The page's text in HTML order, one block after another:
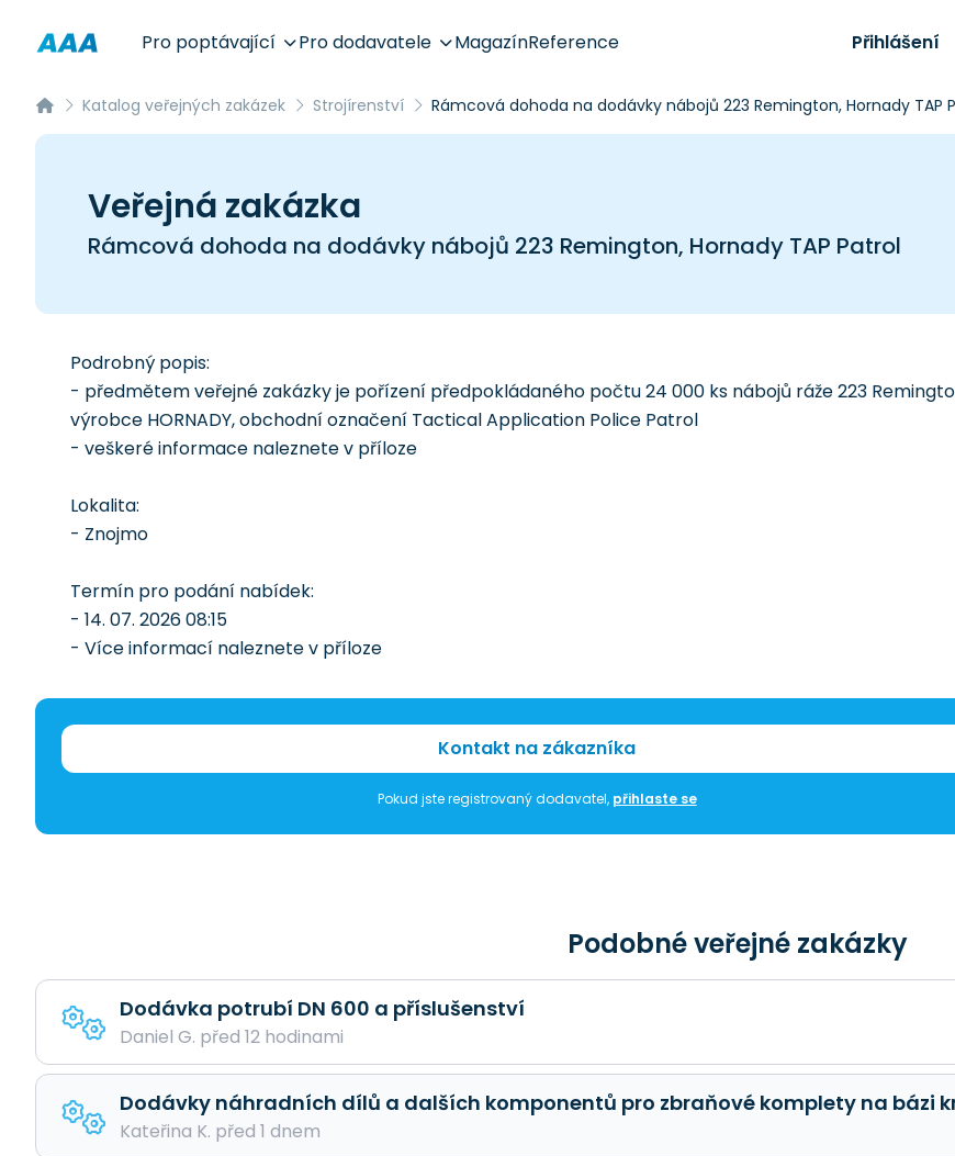
Pro poptávající Pro dodavatele MagazínReference Přihlášení
Katalog veřejných zakázek Strojírenství Rámcová dohoda na dodávky nábojů 223 Remington, Hornady TAP
Veřejná zakázka
Rámcová dohoda na dodávky nábojů 223 Remington, Hornady TAP Patrol
Podrobný popis:
- předmětem veřejné zakázky je pořízení předpokládaného počtu 24 000 ks nábojů ráže 223
výrobce HORNADY, obchodní označení Tactical Application Police Patrol
- veškeré informace naleznete v příloze
Lokalita:
- Znojmo
Termín pro podání nabídek:
- 14. 07. 2026 08:15
- Více informací naleznete v příloze
Kontakt na zákazníka
Pokud jste registrovaný dodavatel, přihlaste se
Podobné veřejné zakázky
Dodávka potrubí DN 600 a příslušenství
Daniel G. před 12 hodinami
Dodávky náhradních dílů a dalších komponentů pro zbraňové komplety na bázi
Kateřina K. před 1 dnem